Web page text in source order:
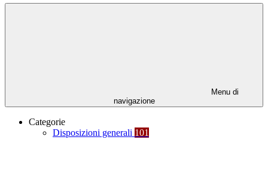
Menu di
navigazione
Categorie
Disposizioni generali 101